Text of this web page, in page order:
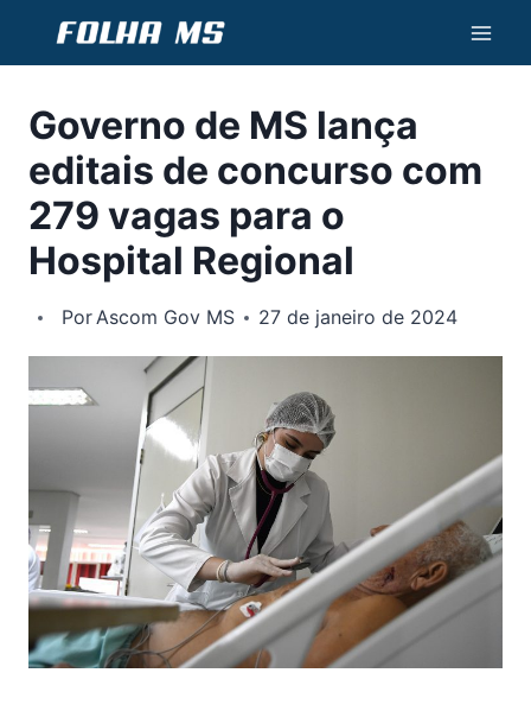
Conteúdo
Governo de MS lança
editais de concurso com
279 vagas para o
Hospital Regional
PorAscom Gov MS 27 de janeiro de 2024